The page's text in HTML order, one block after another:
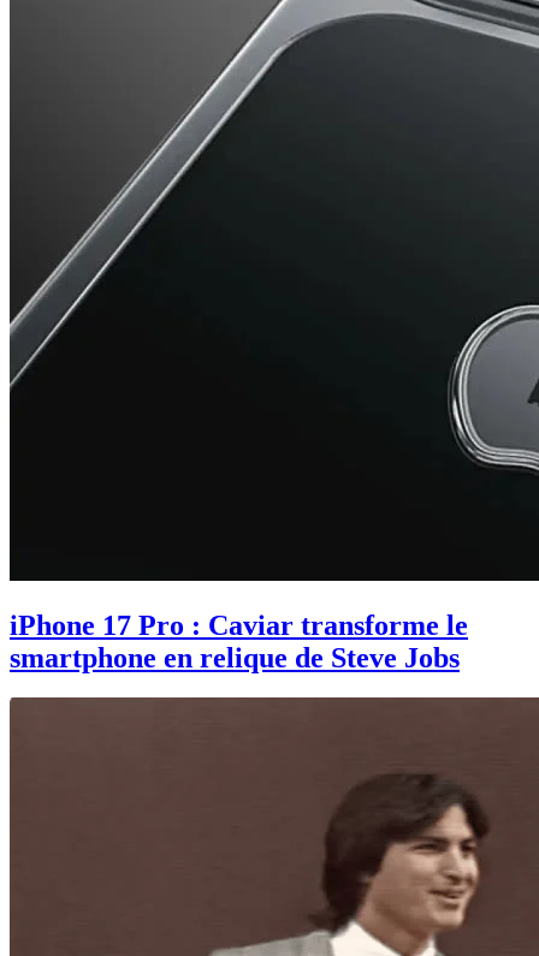
iPhone 17 Pro : Caviar transforme le
smartphone en relique de Steve Jobs